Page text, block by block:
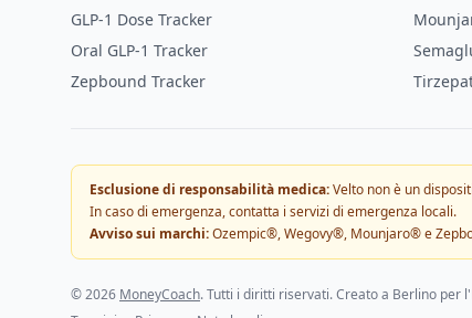
GLP-1 Dose Tracker
Oral GLP-1 Tracker
Zepbound Tracker
Esclusione di responsabilità medica:Velto non è un
In caso di emergenza, contatta i servizi di emergenza locali.
Avviso sui marchi:Ozempic®, Wegovy®, Mounjaro® e
©2026 MoneyCoach. Tutti i diritti riservati. Creato a Berlino per